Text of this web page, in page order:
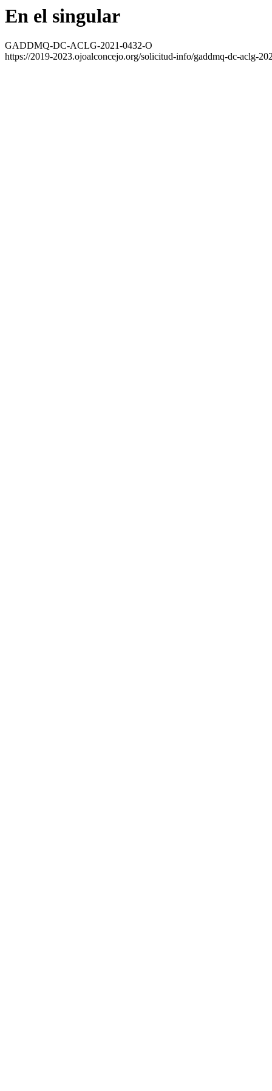
En el singular
GADDMQ-DC-ACLG-2021-0432-O
https://2019-2023.ojoalconcejo.org/solicitud-info/gaddmq-dc-aclg-